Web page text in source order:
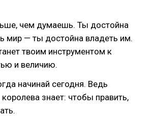
чем думаешь. Ты достойна
мир — ты достойна владеть им.
твоим инструментом к
и величию.
начинай сегодня. Ведь
знает: чтобы править,